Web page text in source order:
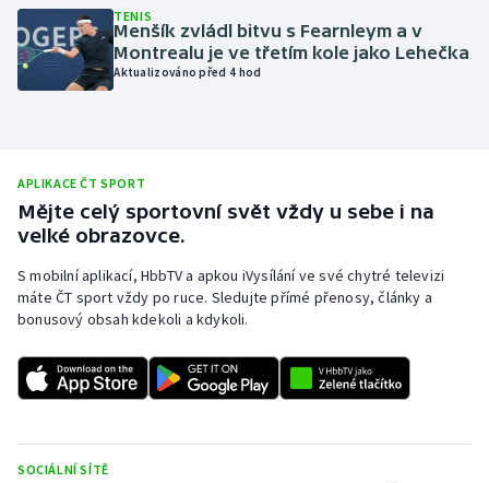
Plavání
Plážový volejbal
Short track
Sportovní střelba
Triatlon
TENIS
Menšík zvládl bitvu s Fearnleym a v
Montrealu je ve třetím kole jako Lehečka
Aktualizováno před 4 hod
APLIKACE ČT SPORT
Mějte celý sportovní svět vždy u sebe i na
velké obrazovce.
S mobilní aplikací, HbbTV a apkou iVysílání ve své chytré televizi
máte ČT sport vždy po ruce. Sledujte přímé přenosy, články a
bonusový obsah kdekoli a kdykoli.
SOCIÁLNÍ SÍTĚ